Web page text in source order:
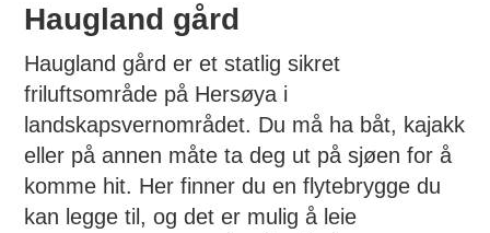
Haugland gård
Haugland gård er et statlig sikret
friluftsområde på Hersøya i
landskapsvernområdet. Du må ha båt, kajakk
eller på annen måte ta deg ut på sjøen for å
komme hit. Her finner du en flytebrygge du
kan legge til, og det er mulig å leie